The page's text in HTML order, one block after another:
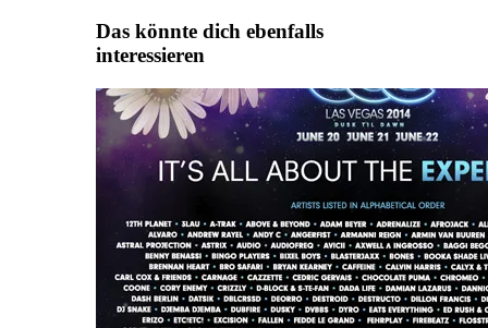
Das könnte dich ebenfalls
interessieren